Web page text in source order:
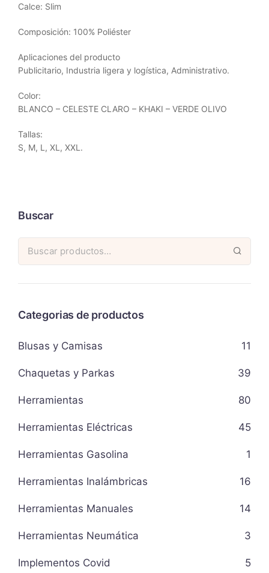
Calce: Slim
Composición: 100% Poliéster
Aplicaciones del producto
Publicitario, Industria ligera y logística, Administrativo.
Color:
BLANCO – CELESTE CLARO – KHAKI – VERDE OLIVO
Tallas:
S, M, L, XL, XXL.
Buscar
Categorias de productos
Blusas y Camisas 11
Chaquetas y Parkas 39
Herramientas 80
Herramientas Eléctricas 45
Herramientas Gasolina 1
Herramientas Inalámbricas 16
Herramientas Manuales 14
Herramientas Neumática 3
Implementos Covid 5